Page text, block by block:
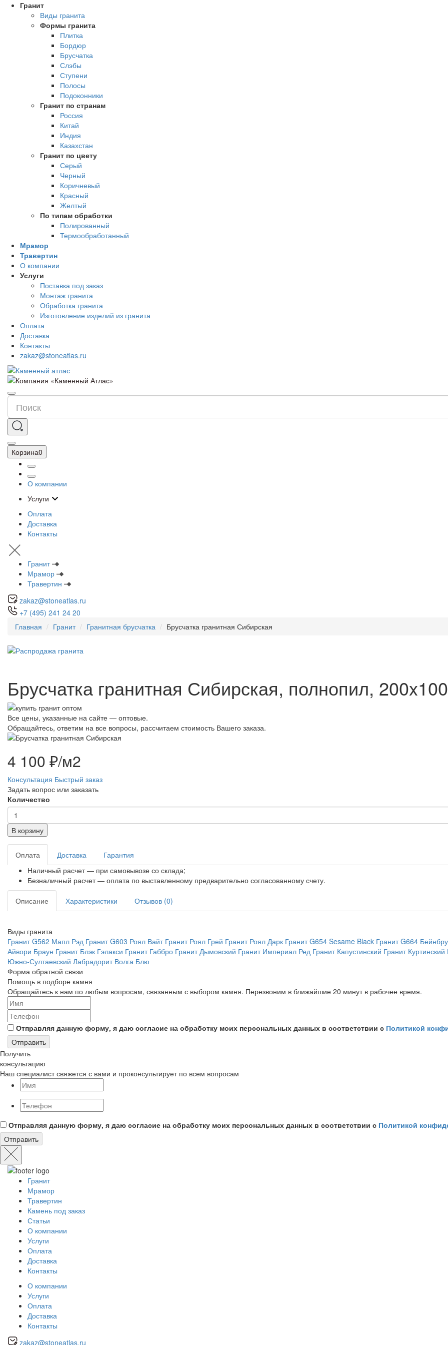
Гранит
Виды гранита
Формы гранита
Плитка
Бордюр
Брусчатка
Слэбы
Ступени
Полосы
Подоконники
Гранит по странам
Россия
Китай
Индия
Казахстан
Гранит по цвету
Серый
Черный
Коричневый
Красный
Желтый
По типам обработки
Полированный
Термообработанный
Мрамор
Травертин
О компании
Услуги
Поставка под заказ
Монтаж гранита
Обработка гранита
Изготовление изделий из гранита
Оплата
Доставка
Контакты
zakaz@stoneatlas.ru
Корзина0
О компании
Услуги
Оплата
Доставка
Контакты
Гранит
Мрамор
Травертин
zakaz@stoneatlas.ru
+7 (495) 241 24 20
Главная
Гранит Гранитная брусчатка Брусчатка гранитная Сибирская
Брусчатка гранитная Сибирская, полнопил,
Все цены, указанные на сайте — оптовые.
Обращайтесь, ответим на все вопросы, рассчитаем стоимость Вашего заказа.
4 100 ₽/м2
Консультация Быстрый заказ
Задать вопрос или заказать
Количество
В корзину
Оплата Доставка
Гарантия
Наличный расчет — при самовывозе со склада;
Безналичный расчет — оплата по выставленному предварительно согласованному счету.
Описание Характеристики Отзывов (0)
Виды гранита
Гранит G562 Мапл Рэд Гранит G603 Роял Вайт Гранит Роял Грей Гранит Роял Дарк Гранит G654 Sesame Black Гранит G664
Айвори Браун Гранит Блэк Гэлакси Гранит Габбро Гранит Дымовский Гранит Империал Ред Гранит Капустинский Гранит Куртинский
Южно-Султаевский Лабрадорит Волга Блю
Форма обратной связи
Помощь в подборе камня
Обращайтесь к нам по любым вопросам, связанным с выбором камня. Перезвоним в ближайшие 20 минут в рабочее время.
Отправляя данную форму, я даю согласие на обработку моих персональных данных в соответствии с Политикой
Отправить
Получить
консультацию
Наш специалист свяжется с вами и проконсультирует по всем вопросам
Отправляя данную форму, я даю согласие на обработку моих персональных данных в соответствии с Политикой
Отправить
Гранит
Мрамор
Травертин
Камень под заказ
Статьи
О компании
Услуги
Оплата
Доставка
Контакты
О компании
Услуги
Оплата
Доставка
Контакты
zakaz@stoneatlas.ru